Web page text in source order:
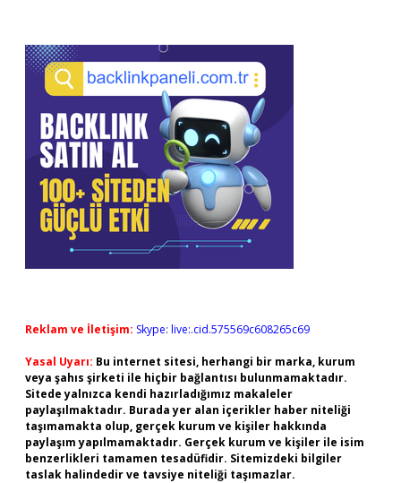
Reklam ve İletişim: Skype: live:.cid.575569c608265c69
Yasal Uyarı: Bu internet sitesi, herhangi bir marka, kurum
veya şahıs şirketi ile hiçbir bağlantısı bulunmamaktadır.
Sitede yalnızca kendi hazırladığımız makaleler
paylaşılmaktadır. Burada yer alan içerikler haber niteliği
taşımamakta olup, gerçek kurum ve kişiler hakkında
paylaşım yapılmamaktadır. Gerçek kurum ve kişiler ile isim
benzerlikleri tamamen tesadüfidir. Sitemizdeki bilgiler
taslak halindedir ve tavsiye niteliği taşımazlar.